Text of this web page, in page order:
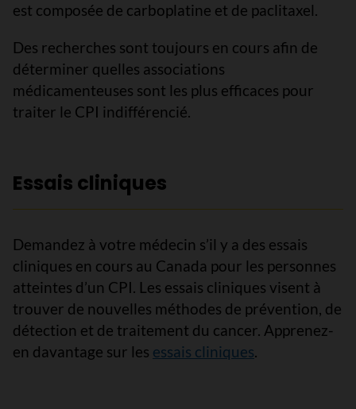
est composée de carboplatine et de paclitaxel.
Des recherches sont toujours en cours afin de
déterminer quelles associations
médicamenteuses sont les plus efficaces pour
traiter le CPI indifférencié.
Essais cliniques
Demandez à votre médecin s’il y a des essais
cliniques en cours au Canada pour les personnes
atteintes d’un CPI. Les essais cliniques visent à
trouver de nouvelles méthodes de prévention, de
détection et de traitement du cancer. Apprenez-
en davantage sur les essais cliniques.